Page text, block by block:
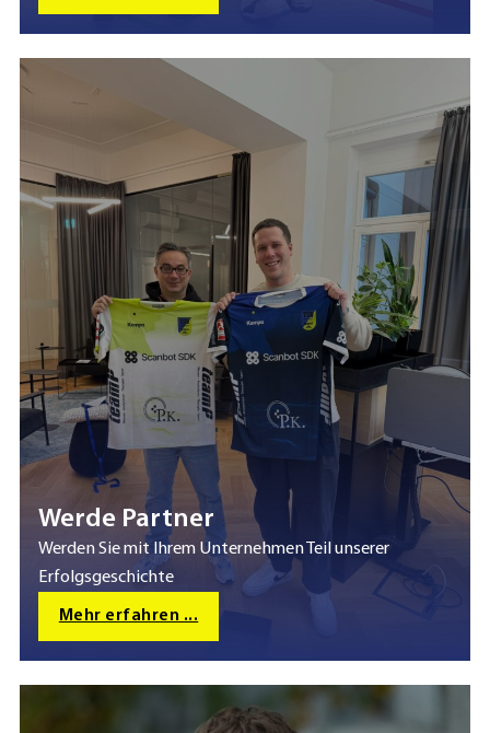
Werde Partner
Werden Sie mit Ihrem Unternehmen Teil unserer
Erfolgsgeschichte
Mehr erfahren ...